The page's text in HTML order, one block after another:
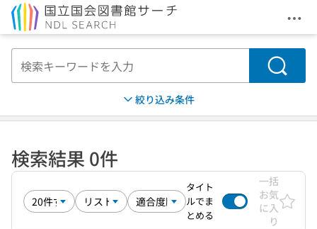
メ
検索
絞り込み条件
検索結果 0件
タイト
ルでま
とめる
一括
お気
に入
り